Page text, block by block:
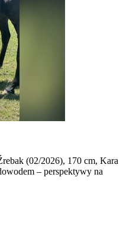
(02/2026), 170 cm, Kara
– perspektywy na